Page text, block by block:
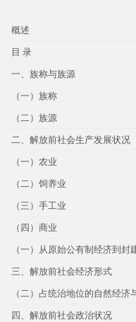
概述
目 录
一、族称与族源
（一）族称
（二）族源
二、解放前社会生产发展状况
（一）农业
（二）饲养业
（三）手工业
（四）商业
（一）从原始公有制经济到
三、解放前社会经济形式
（二）占统治地位的自然经
四、解放前社会政治状况